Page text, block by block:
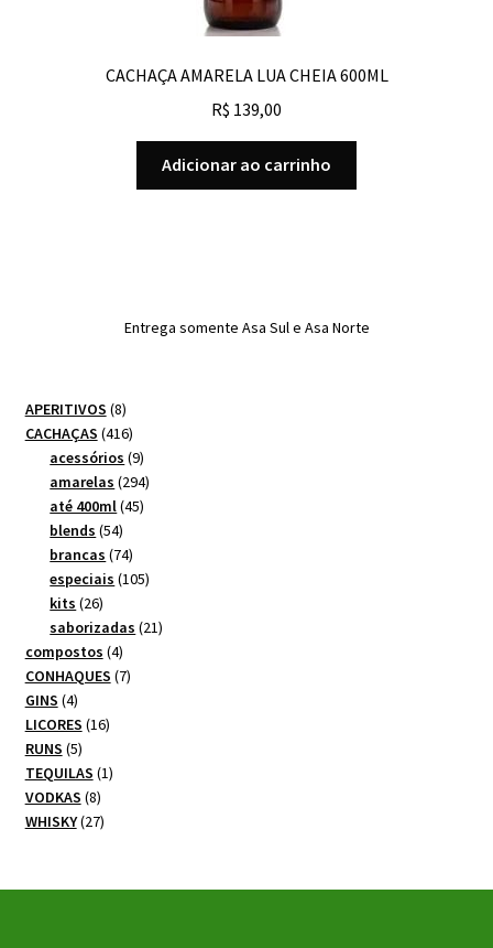
CACHAÇA AMARELA LUA CHEIA 600ML
R$ 139,00
Adicionar ao carrinho
Entrega somente Asa Sul e Asa Norte
APERITIVOS 88
produtos
CACHAÇAS 416416
produtos
acessórios 99
produtos
amarelas 294294
até 400ml 4545
blends 5454
produtos
brancas 7474
produtos
especiais 105105
kits 2626
produtos
saborizadas 2121
compostos 44
produtos
CONHAQUES 77
GINS 44
produtos
LICORES 1616
RUNS 55
produtos
TEQUILAS 11
VODKAS 88
produtos
WHISKY 2727